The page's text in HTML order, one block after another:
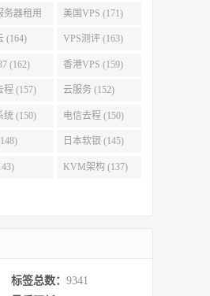
务器租用 美国VPS (171)
(164) VPS测评 (163)
(162) 香港VPS (159)
程 (157) 云服务 (152)
统 (150) 电信去程 (150)
日本软银 (145)
KVM架构 (137)
标签总数： 9341